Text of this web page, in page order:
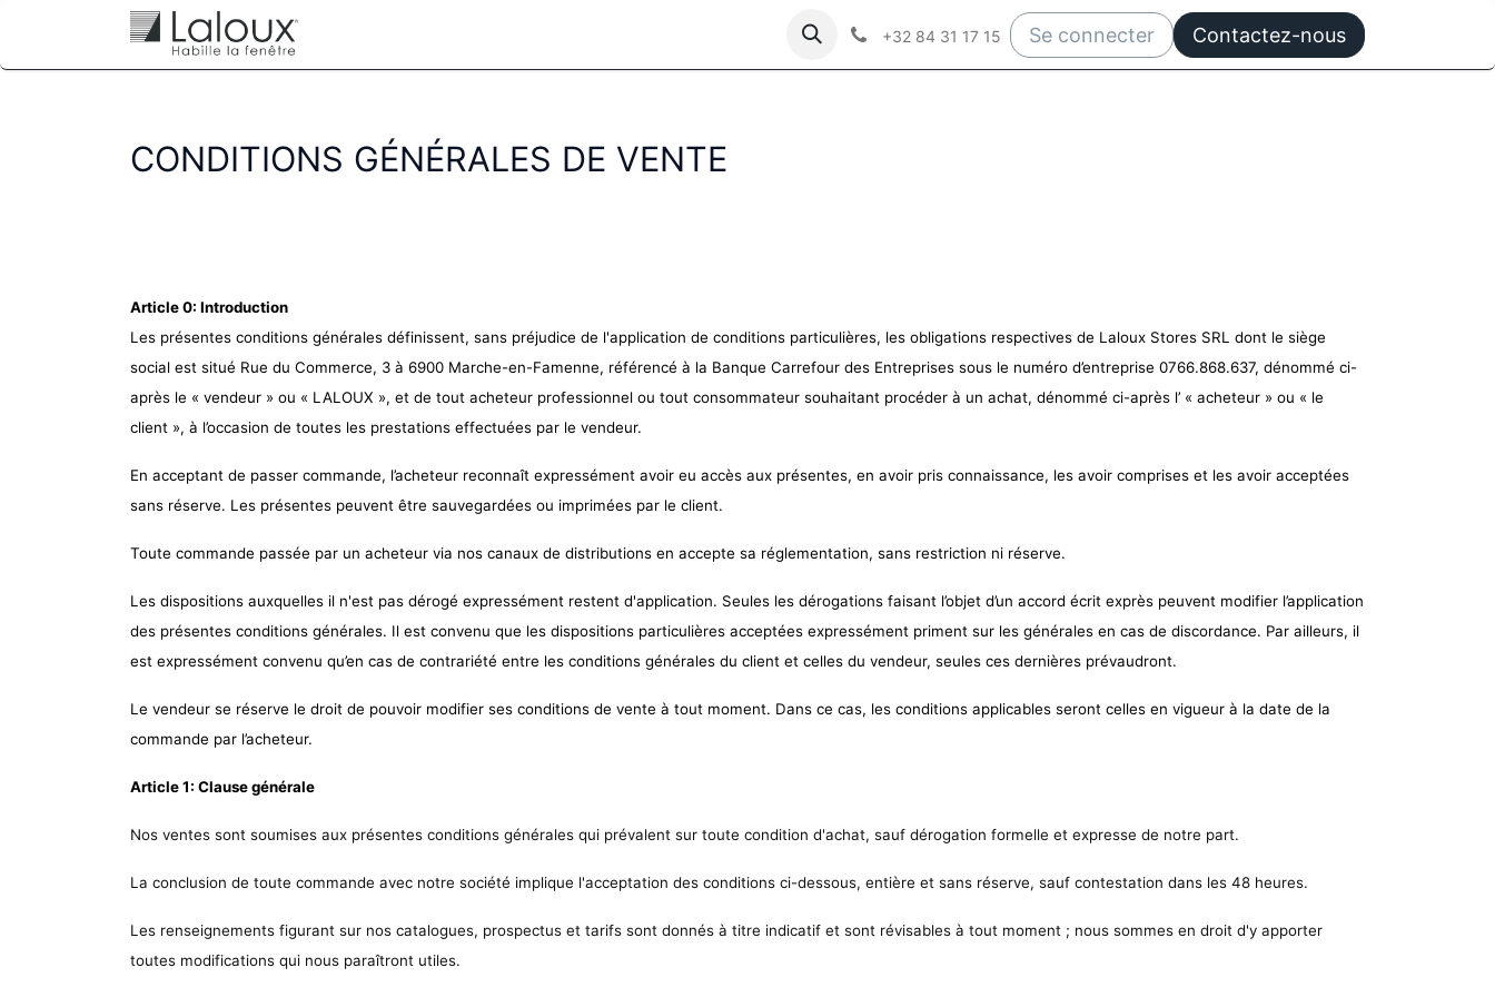
+32 84 31 17 15 Se connecter Contactez-nous
CONDITIONS GÉNÉRALES DE VENTE
Article 0: Introduction
Les présentes conditions générales définissent, sans préjudice de l'application de conditions particulières, les obligations respectives de Laloux Stores SRL dont le siège
social est situé Rue du Commerce, 3 à 6900 Marche-en-Famenne, référencé à la Banque Carrefour des Entreprises sous le numéro d’entreprise 0766.868.637, dénommé ci-
après le « vendeur » ou « LALOUX », et de tout acheteur professionnel ou tout consommateur souhaitant procéder à un achat, dénommé ci-après l’ « acheteur » ou « le
client », à l’occasion de toutes les prestations effectuées par le vendeur.
En acceptant de passer commande, l’acheteur reconnaît expressément avoir eu accès aux présentes, en avoir pris connaissance, les avoir comprises et les avoir acceptées
sans réserve. Les présentes peuvent être sauvegardées ou imprimées par le client.
Toute commande passée par un acheteur via nos canaux de distributions en accepte sa réglementation, sans restriction ni réserve.
Les dispositions auxquelles il n'est pas dérogé expressément restent d'application. Seules les dérogations faisant l’objet d’un accord écrit exprès peuvent modifier l’application
des présentes conditions générales. Il est convenu que les dispositions particulières acceptées expressément priment sur les générales en cas de discordance. Par ailleurs, il
est expressément convenu qu’en cas de contrariété entre les conditions générales du client et celles du vendeur, seules ces dernières prévaudront.
Le vendeur se réserve le droit de pouvoir modifier ses conditions de vente à tout moment. Dans ce cas, les conditions applicables seront celles en vigueur à la date de la
commande par l’acheteur.
Article 1: Clause générale
Nos ventes sont soumises aux présentes conditions générales qui prévalent sur toute condition d'achat, sauf dérogation formelle et expresse de notre part.
La conclusion de toute commande avec notre société implique l'acceptation des conditions ci-dessous, entière et sans réserve, sauf contestation dans les 48 heures.
Les renseignements figurant sur nos catalogues, prospectus et tarifs sont donnés à titre indicatif et sont révisables à tout moment ; nous sommes en droit d'y apporter
toutes modifications qui nous paraîtront utiles.